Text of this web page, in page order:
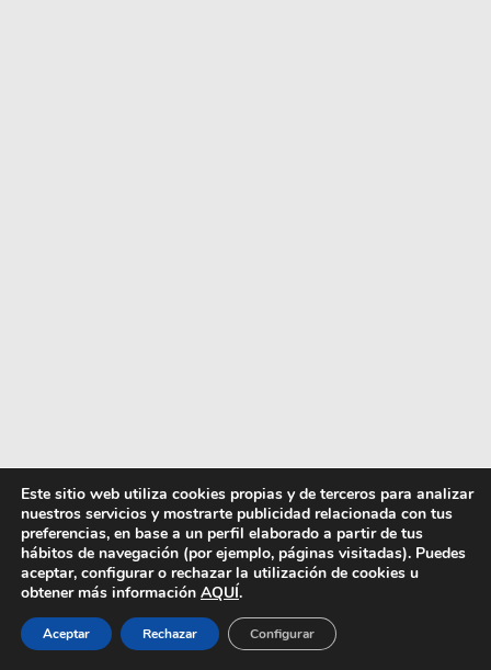
Este sitio web utiliza cookies propias y de terceros para analizar
nuestros servicios y mostrarte publicidad relacionada con tus
preferencias, en base a un perfil elaborado a partir de tus
hábitos de navegación (por ejemplo, páginas visitadas). Puedes
aceptar, configurar o rechazar la utilización de cookies u
obtener más información AQUÍ.
Aceptar Rechazar Configurar